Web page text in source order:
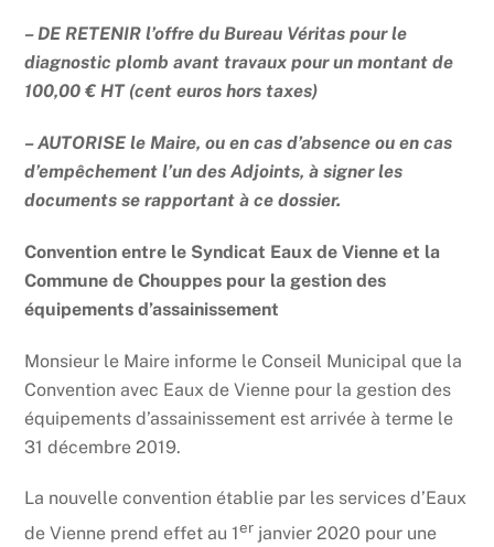
– DE RETENIR l’offre du Bureau Véritas pour le
diagnostic plomb avant travaux pour un montant de
100,00 € HT (cent euros hors taxes)
– AUTORISE le Maire, ou en cas d’absence ou en cas
d’empêchement l’un des Adjoints, à signer les
documents se rapportant à ce dossier.
Convention entre le Syndicat Eaux de Vienne et la
Commune de Chouppes pour la gestion des
équipements d’assainissement
Monsieur le Maire informe le Conseil Municipal que la
Convention avec Eaux de Vienne pour la gestion des
équipements d’assainissement est arrivée à terme le
31 décembre 2019.
La nouvelle convention établie par les services d’Eaux
de Vienne prend effet au 1er janvier 2020 pour une